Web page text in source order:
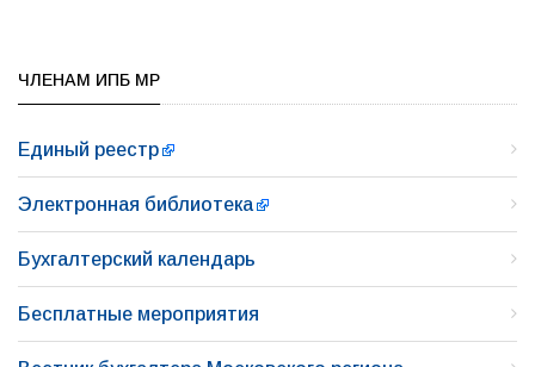
ЧЛЕНАМ ИПБ МР
Единый реестр
Электронная библиотека
Бухгалтерский календарь
Бесплатные мероприятия